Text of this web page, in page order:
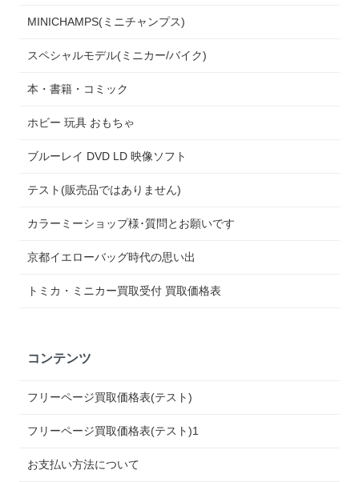
MINICHAMPS(ミニチャンプス)
スペシャルモデル(ミニカー/バイク)
本・書籍・コミック
ホビー 玩具 おもちゃ
ブルーレイ DVD LD 映像ソフト
テスト(販売品ではありません)
カラーミーショップ様･質問とお願いです
京都イエローバッグ時代の思い出
トミカ・ミニカー買取受付 買取価格表
コンテンツ
フリーページ買取価格表(テスト)
フリーページ買取価格表(テスト)1
お支払い方法について